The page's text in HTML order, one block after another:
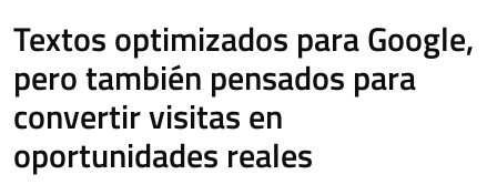
Textos optimizados para Google,
pero también pensados para
convertir visitas en
oportunidades reales